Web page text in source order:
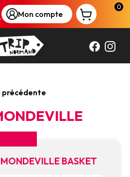
Mon compte
0
précédente
BASKET